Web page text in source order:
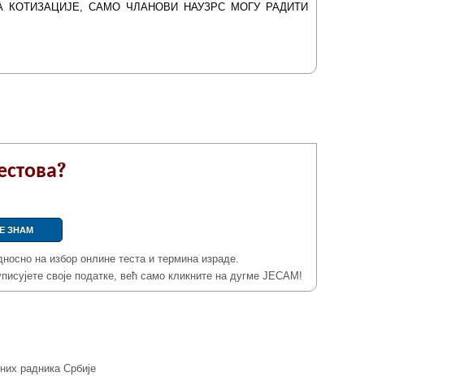
САМО ЧЛАНОВИ НАУЗРС МОГУ РАДИТИ
ЗНАМ
на избор онлине теста и термина израде.
своје податке, већ само кликните на дугме ЈЕСАМ!